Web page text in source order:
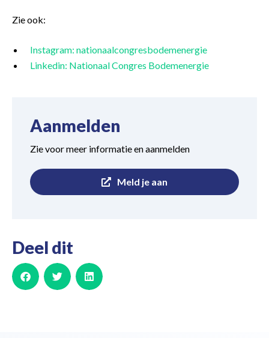
Zie ook:
Instagram: nationaalcongresbodemenergie
Linkedin: Nationaal Congres Bodemenergie
Aanmelden
Zie voor meer informatie en aanmelden
Meld je aan
Deel dit